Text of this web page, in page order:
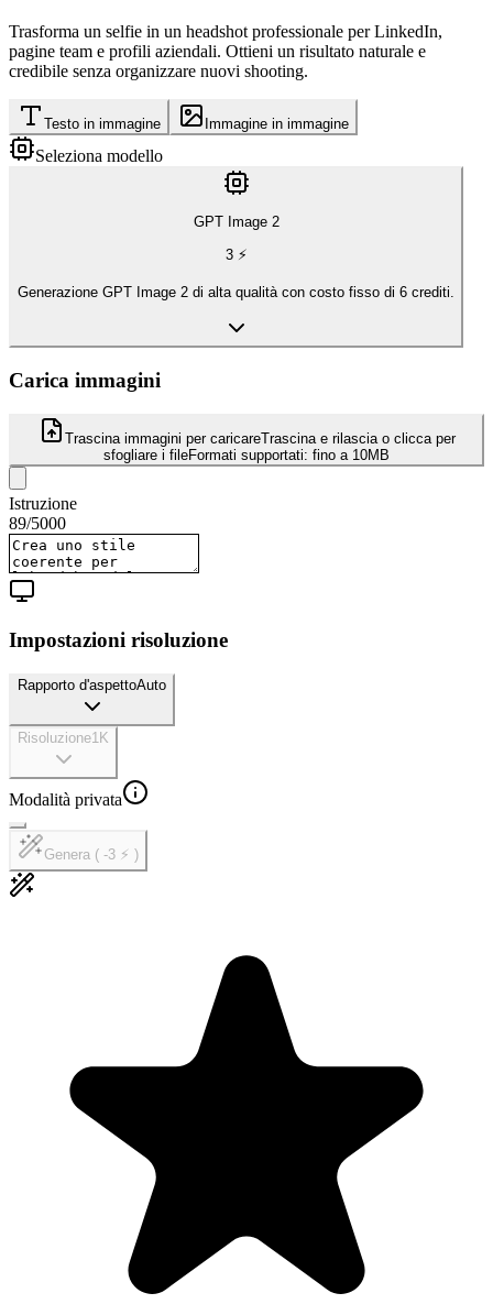
Trasforma un selfie in un headshot professionale per LinkedIn,
pagine team e profili aziendali. Ottieni un risultato naturale e
credibile senza organizzare nuovi shooting.
Testo in immagine Immagine in immagine
Seleziona modello
GPT Image 2
3⚡
Generazione GPT Image 2 di alta qualità con costo fisso di 6 crediti.
Carica immagini
Trascina immagini per caricareTrascina e rilascia o clicca per
sfogliare i fileFormati supportati: fino a 10MB
Istruzione
89/5000
Impostazioni risoluzione
Rapporto d'aspettoAuto
Risoluzione1K
Modalità privata
Genera ( -3 ⚡ )